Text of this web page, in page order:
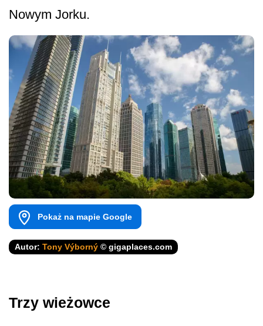
Nowym Jorku.
Pokaż na mapie Google
Autor: Tony Výborný © gigaplaces.com
Trzy wieżowce